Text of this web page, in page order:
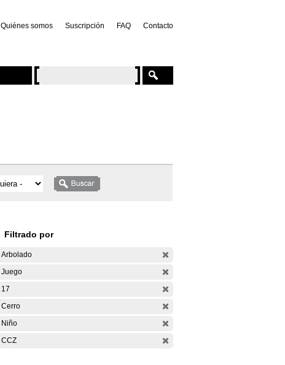
Quiénes somos Suscripción FAQ Contacto
Filtrado por
Arbolado
Juego
17
Cerro
Niño
CCZ